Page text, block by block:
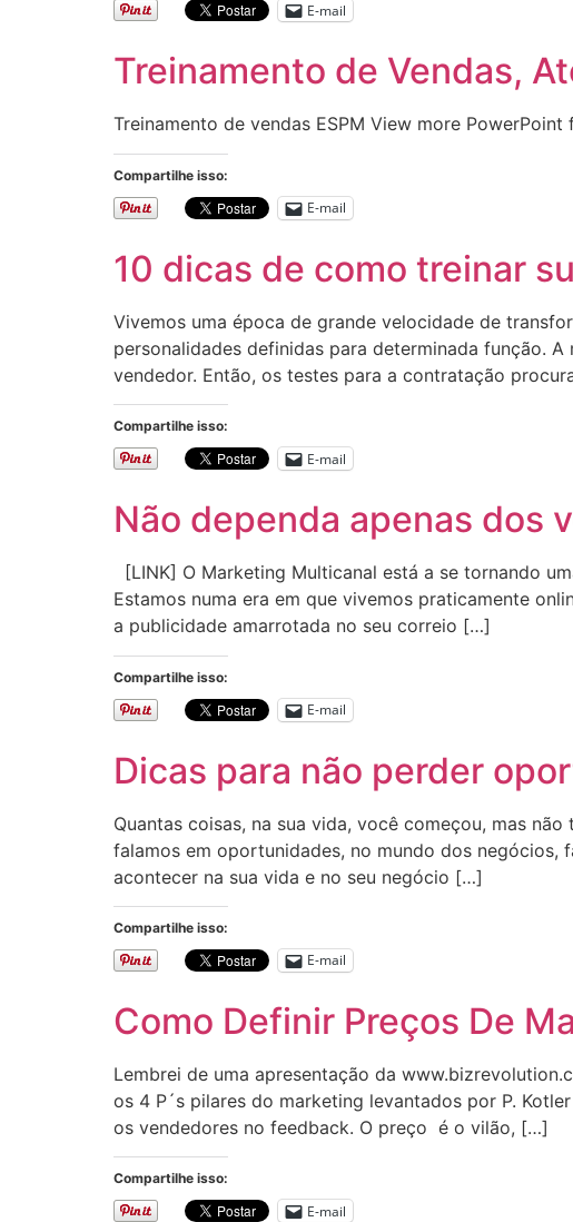
E-mail
Treinamento de Vendas,
Treinamento de vendas ESPM View more
Compartilhe isso:
E-mail
10 dicas de como treinar
Vivemos uma época de grande velocidade de
personalidades definidas para determinada função.
vendedor. Então, os testes para a contratação
Compartilhe isso:
E-mail
Não dependa apenas dos
[LINK] O Marketing Multicanal está a se tornando
Estamos numa era em que vivemos praticamente
a publicidade amarrotada no seu correio […]
Compartilhe isso:
E-mail
Dicas para não perder
Quantas coisas, na sua vida, você começou, mas
falamos em oportunidades, no mundo dos negócios,
acontecer na sua vida e no seu negócio […]
Compartilhe isso:
E-mail
Como Definir Preços De
Lembrei de uma apresentação da
os 4 P´s pilares do marketing levantados por P.
os vendedores no feedback. O preço é o vilão, […]
Compartilhe isso:
E-mail